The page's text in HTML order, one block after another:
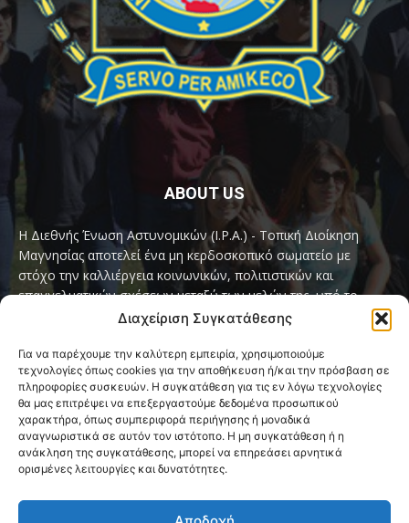
Διαχείριση Συγκατάθεσης
Για να παρέχουμε την καλύτερη εμπειρία, χρησιμοποιούμε
τεχνολογίες όπως cookies για την αποθήκευση ή/και την πρόσβαση σε
πληροφορίες συσκευών. Η συγκατάθεση για τις εν λόγω τεχνολογίες
θα μας επιτρέψει να επεξεργαστούμε δεδομένα προσωπικού
χαρακτήρα, όπως συμπεριφορά περιήγησης ή μοναδικά
αναγνωριστικά σε αυτόν τον ιστότοπο. Η μη συγκατάθεση ή η
ανάκληση της συγκατάθεσης, μπορεί να επηρεάσει αρνητικά
ορισμένες λειτουργίες και δυνατότητες.
ABOUT US
Η Διεθνής Ένωση Αστυνομικών (I.P.A.) - Τοπική Διοίκηση
Μαγνησίας αποτελεί ένα μη κερδοσκοπικό σωματείο με
στόχο την καλλιέργεια κοινωνικών, πολιτιστικών και
επαγγελματικών σχέσεων μεταξύ των μελών της, υπό το
παγκόσμιο σύνθημα «Servo per Amikeco» (Υπηρετώ δια της
Contact us:ipamagnesia@gmail.com
FOLLOW US